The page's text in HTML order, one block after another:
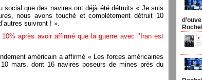
social que des navires ont déjà été détruits « Je suis
nous avons touché et complètement détruit 10
suivront ! ».
après avoir affirmé que la guerre avec l’Iran est
américain a affirmé « Les forces américaines
mars, dont 16 navires poseurs de mines près du